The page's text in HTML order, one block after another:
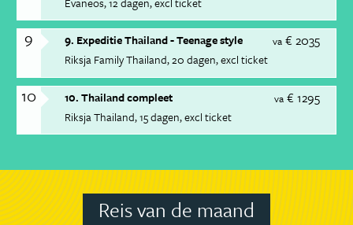
9 va € 2035
9. Expeditie Thailand - Teenage style
Riksja Family Thailand 20 dagen excl ticket
10 va € 1295
10. Thailand compleet
Riksja Thailand 15 dagen excl ticket
Reis van de maand